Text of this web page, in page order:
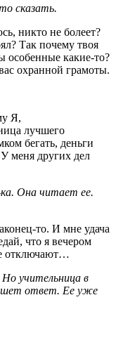
сказать.
не болеет?
Так почему твоя
особенные какие-то?
охранной грамоты.
Я,
лучшего
бегать, деньги
меня других дел
Она читает ее.
то. И мне удача
что я вечером
отключают…
учительница в
ответ. Ее уже